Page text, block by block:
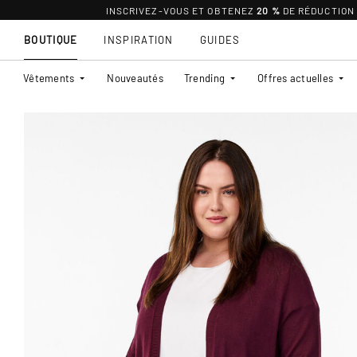
INSCRIVEZ-VOUS ET OBTENEZ 20 % DE RÉDUCTION
BOUTIQUE
Vêtements Nouveautés Trending Offres actuelles
INSPIRATION GUIDES